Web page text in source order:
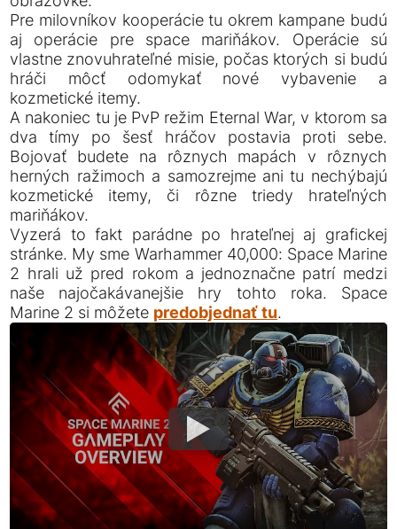
Pre milovníkov kooperácie tu okrem kampane budú
aj operácie pre space mariňákov. Operácie sú
vlastne znovuhrateľné misie, počas ktorých si budú
hráči môcť odomykať nové vybavenie a
kozmetické itemy.
A nakoniec tu je PvP režim Eternal War, v ktorom sa
dva tímy po šesť hráčov postavia proti sebe.
Bojovať budete na rôznych mapách v rôznych
herných ražimoch a samozrejme ani tu nechýbajú
kozmetické itemy, či rôzne triedy hrateľných
mariňákov.
Vyzerá to fakt parádne po hrateľnej aj grafickej
stránke. My sme Warhammer 40,000: Space Marine
2 hrali už pred rokom a jednoznačne patrí medzi
naše najočakávanejšie hry tohto roka. Space
Marine 2 si môžete predobjednať tu.